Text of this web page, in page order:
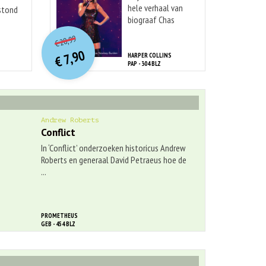
HARPER COLLINS
PAP - 304 BLZ
hele verhaal van
biograaf Chas
gids voor ...
€20,99O
orspr
onkelijke
prijs
was:
€ 20,99.
€7,90
Huidige
prijs
is:
€ 7,90.
PROMETHEUS
GEB - 454 BLZ
Andrew Roberts
Conflict
In ‘Conflict’ onderzoeken historicus Andrew
Roberts en generaal David Petraeus hoe de
...